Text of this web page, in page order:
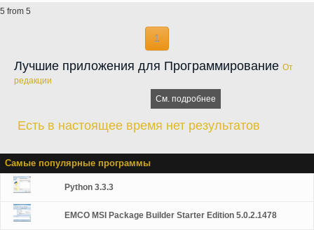
объектов, настройки существующих и преобразования EXE MSI
5 from 5
1
Лучшие приложения для Программирование От
редакции
См. подробнее
Есть в настоящее время нет результатов
Самые популярные программы
Python 3.3.3
EMCO MSI Package Builder Starter Edition 5.0.2.1478